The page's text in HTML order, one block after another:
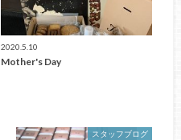
2020.5.10
Mother's Day
スタッフブログ